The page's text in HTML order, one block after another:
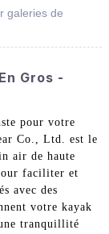
galeries de
Gros -
pour votre
Co., Ltd. est le
air de haute
faciliter et
avec des
votre kayak
tranquillité